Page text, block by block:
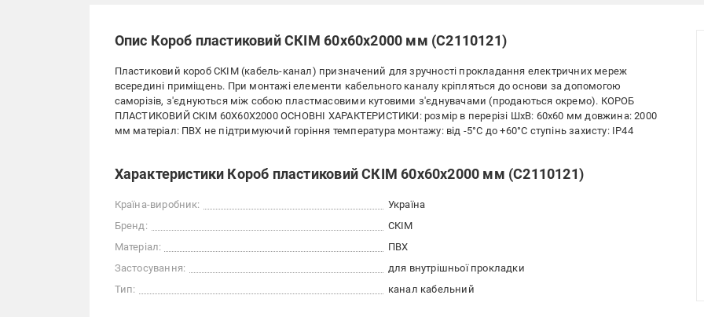
Опис Короб пластиковий СКІМ 60х60х2000 мм (С2110121)
Пластиковий короб СКІМ (кабель-канал) призначений для зручності прокладання електричних мереж
всередині приміщень. При монтажі елементи кабельного каналу кріпляться до основи за допомогою
саморізів, з'єднуються між собою пластмасовими кутовими з'єднувачами (продаються окремо). КОРОБ
ПЛАСТИКОВИЙ СКІМ 60X60X2000 ОСНОВНІ ХАРАКТЕРИСТИКИ: розмір в перерізі ШхВ: 60x60 мм довжина: 2000
мм матеріал: ПВХ не підтримуючий горіння температура монтажу: від -5°С до +60°С ступінь захисту: IP44
Характеристики Короб пластиковий СКІМ 60х60х2000 мм (С2110121)
Країна-виробник:
Україна
Бренд:
СКІМ
Матеріал:
ПВХ
Застосування:
для внутрішньої прокладки
Тип:
канал кабельний